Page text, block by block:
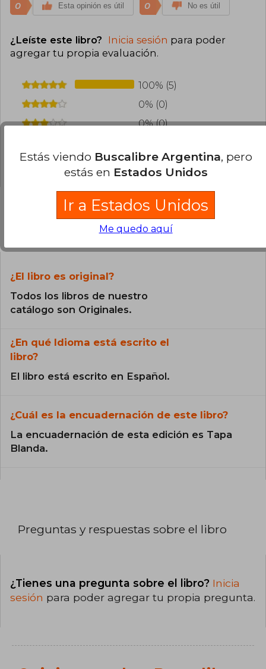
0 Esta opinión es útil 0 No es útil
¿Leíste este libro? Inicia sesión para poder
agregar tu propia evaluación.
100% (5)
0% (0)
0% (0)
0% (0)
Preguntas frecuentes sobre el libro
¿El libro es original?
Todos los libros de nuestro
catálogo son Originales.
¿En qué Idioma está escrito el
libro?
El libro está escrito en Español.
¿Cuál es la encuadernación de este libro?
La encuadernación de esta edición es Tapa
Blanda.
Preguntas y respuestas sobre el libro
¿Tienes una pregunta sobre el libro? Inicia
sesión para poder agregar tu propia pregunta.
Estás viendo Buscalibre Argentina, pero
estás en Estados Unidos
Ir a Estados Unidos
Me quedo aquí